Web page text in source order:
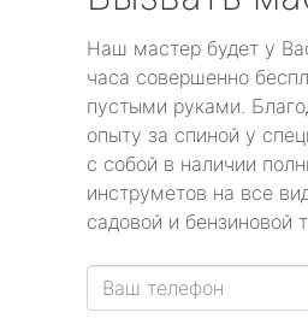
Наш мастер будет у
часа совершенно
пустыми руками.
опыту за спиной у
с собой в наличии
инструметов на все
садовой и бензиновой